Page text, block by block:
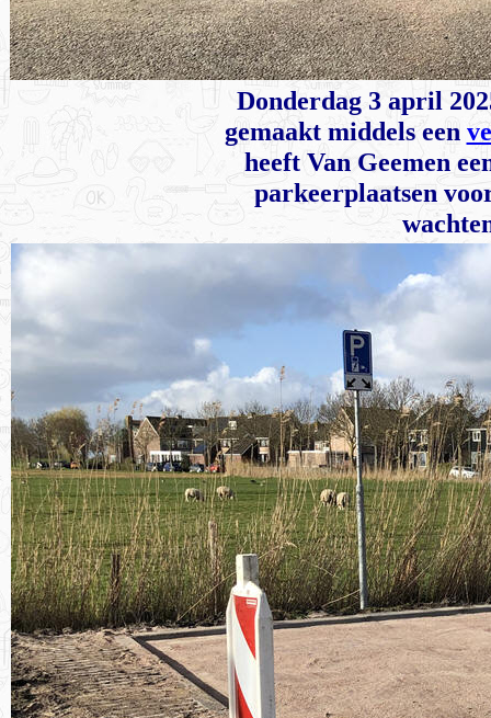
Donderdag 3 april
gemaakt middels een
heeft Van Geemen
parkeerplaatsen